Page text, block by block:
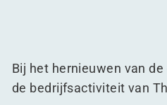
Bij het hernieuwen van
de bedrijfsactiviteit van